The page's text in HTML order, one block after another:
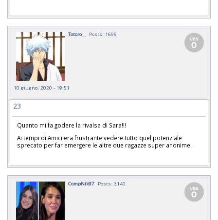
Totoro__ Posts: 1695
10 giugno, 2020 - 19:51
23
Quanto mi fa godere la rivalsa di Sara!!!
Ai tempi di Amici era frustrante vedere tutto quel potenziale
sprecato per far emergere le altre due ragazze super anonime.
CompNik97 Posts: 3140